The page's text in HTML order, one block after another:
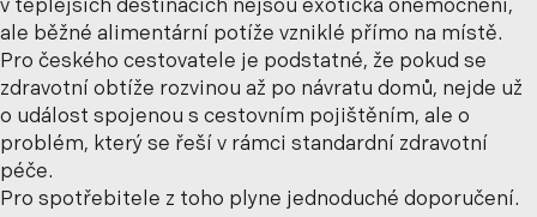
v teplejších destinacích nejsou exotická onemocnění,
ale běžné alimentární potíže vzniklé přímo na místě.
Pro českého cestovatele je podstatné, že pokud se
zdravotní obtíže rozvinou až po návratu domů, nejde už
o událost spojenou s cestovním pojištěním, ale o
problém, který se řeší v rámci standardní zdravotní
péče.
Pro spotřebitele z toho plyne jednoduché doporučení.